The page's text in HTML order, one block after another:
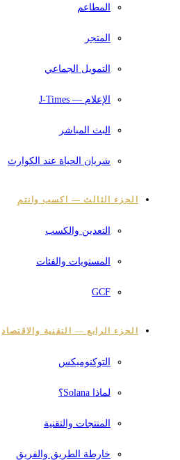
المطاعم
المتجر
التمويل الجماعي
الإعلام — J-Times
البث المباشر
شريان الحياة عند الكوارث
الجزء الثالث — اكسب وانتمِ
التعدين والكسب
المستويات والفئات
GCF
الجزء الرابع — التقنية والاقتصاد
التوكنوميكس
لماذا Solana؟
المنتجات والتقنية
خارطة الطريق والفريق